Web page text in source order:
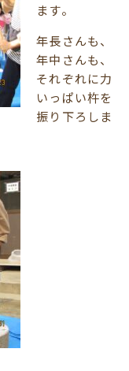
ます。
年長さんも、
年中さんも、
それぞれに力
いっぱい杵を
振り下ろしま